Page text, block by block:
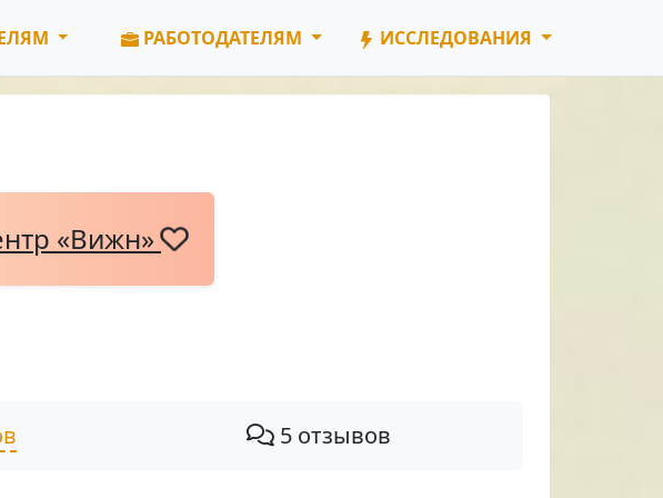
РАБОТОДАТЕЛЯМ ИССЛЕДОВАНИЯ
«Вижн»
5 отзывов